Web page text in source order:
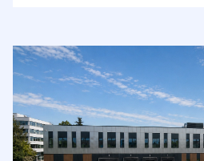
internationale